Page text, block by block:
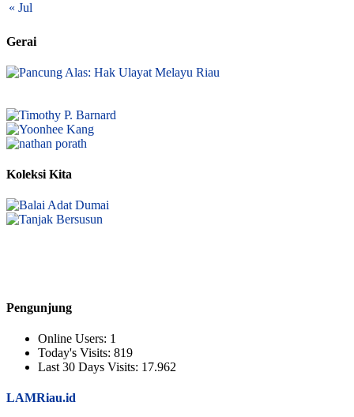
« Jul
Gerai
Koleksi Kita
Pengunjung
Online Users: 1
Today's Visits: 819
Last 30 Days Visits: 17.962
LAMRiau.id